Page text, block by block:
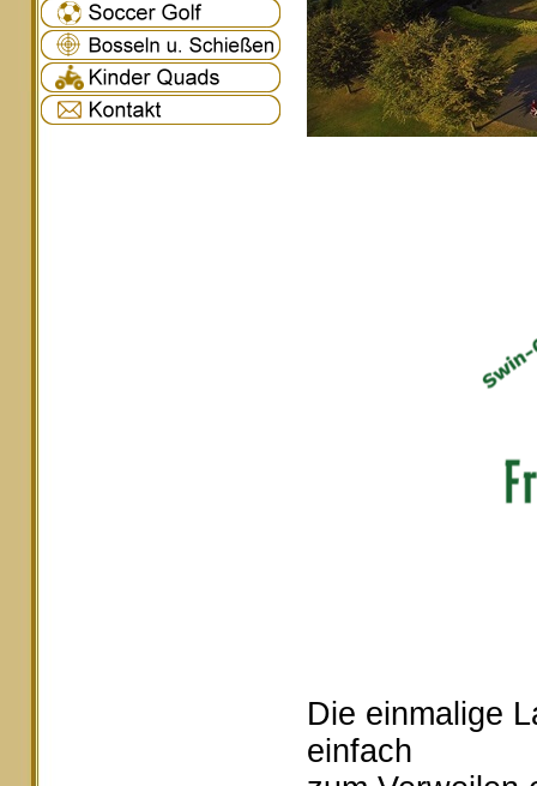
Die einmalige
einfach